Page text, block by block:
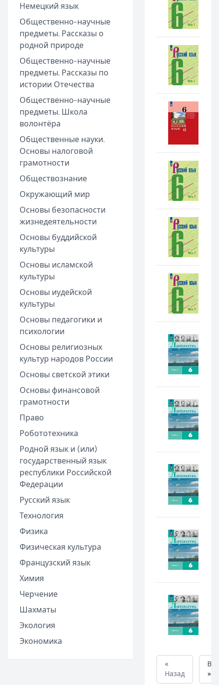
Немецкий язык
Общественно-научные
предметы. Рассказы о
родной природе
Общественно-научные
предметы. Рассказы по
истории Отечества
Общественно-научные
предметы. Школа
волонтёра
Общественные науки.
Основы налоговой
грамотности
Обществознание
Окружающий мир
Основы безопасности
жизнедеятельности
Основы буддийской
культуры
Основы исламской
культуры
Основы иудейской
культуры
Основы педагогики и
психологии
Основы религиозных
культур народов России
Основы светской этики
Основы финансовой
грамотности
Право
Робототехника
Родной язык и (или)
государственный язык
республики Российской
Федерации
Русский язык
Технология
Физика
Физическая культура
Французский язык
Химия
Черчение
Шахматы
Экология
Экономика
«
Назад
»